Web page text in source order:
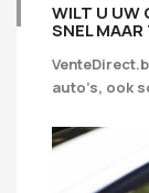
WILT U UW
SNEL
auto’s, ook